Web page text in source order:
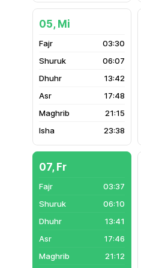
05, Mi
03:30
06:07
13:42
17:48
21:15
23:38
07, Fr
03:37
06:10
13:41
17:46
21:12